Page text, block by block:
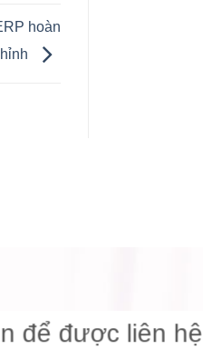
hoàn
để được liên hệ